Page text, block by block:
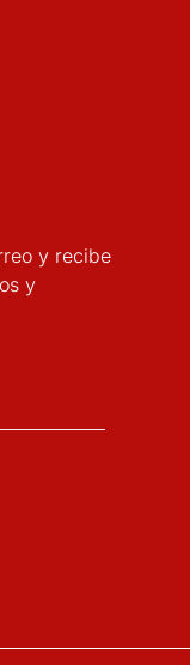
y recibe
y